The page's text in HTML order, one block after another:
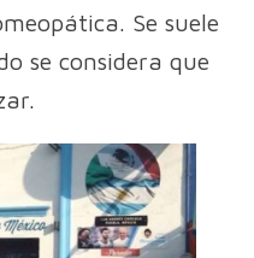
Se suele
se considera que